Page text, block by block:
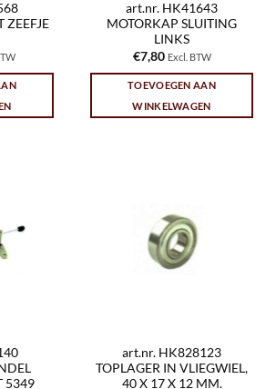
ZEEFJE
art.nr. HK41643
MOTORKAP SLUITING
LINKS
€7,80 Excl. BTW
TOEVOEGEN AAN
WINKELWAGEN
5349
art.nr. HK828123
TOPLAGER IN VLIEGWIEL,
40 X 17 X 12 MM.